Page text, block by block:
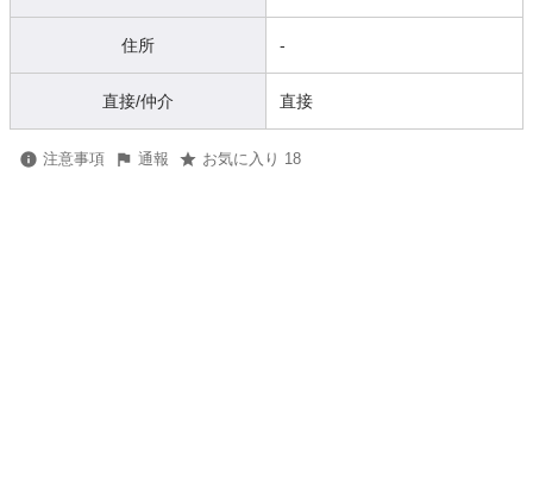
住所 -
直接/仲介 直接
注意事項 通報 お気に入り 18